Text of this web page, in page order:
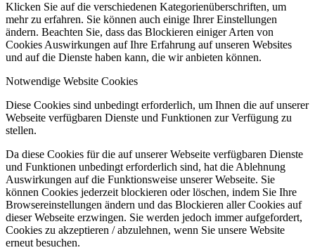
Klicken Sie auf die verschiedenen Kategorienüberschriften, um
mehr zu erfahren. Sie können auch einige Ihrer Einstellungen
ändern. Beachten Sie, dass das Blockieren einiger Arten von
Cookies Auswirkungen auf Ihre Erfahrung auf unseren Websites
und auf die Dienste haben kann, die wir anbieten können.
Notwendige Website Cookies
Diese Cookies sind unbedingt erforderlich, um Ihnen die auf unserer
Webseite verfügbaren Dienste und Funktionen zur Verfügung zu
stellen.
Da diese Cookies für die auf unserer Webseite verfügbaren Dienste
und Funktionen unbedingt erforderlich sind, hat die Ablehnung
Auswirkungen auf die Funktionsweise unserer Webseite. Sie
können Cookies jederzeit blockieren oder löschen, indem Sie Ihre
Browsereinstellungen ändern und das Blockieren aller Cookies auf
dieser Webseite erzwingen. Sie werden jedoch immer aufgefordert,
Cookies zu akzeptieren / abzulehnen, wenn Sie unsere Website
erneut besuchen.